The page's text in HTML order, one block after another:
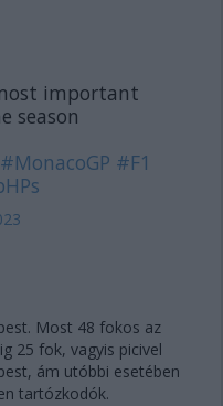
important
season
#MonacoGP #F1
Most 48 fokos az
25 fok, vagyis picivel
ám utóbbi esetében
tartózkodók.